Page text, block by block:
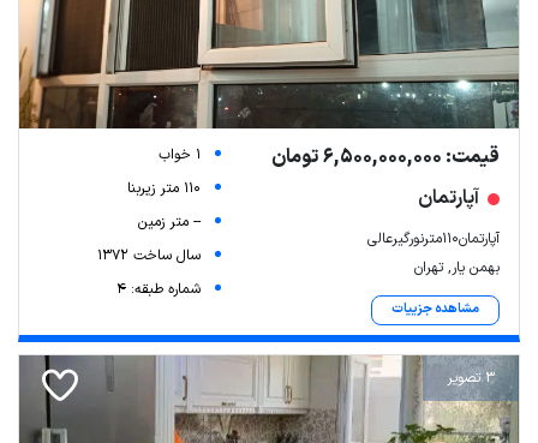
قیمت: 6,500,000,000 تومان
آپارتمان
آپارتمان110مترنورگیرعالی
بهمن یار, تهران
مشاهده جزییات
1 خواب
110 متر زیربنا
-- متر زمین
سال ساخت 1372
شماره طبقه: 4
3 تصویر